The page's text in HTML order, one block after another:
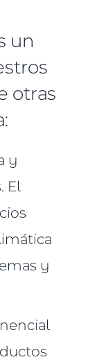
un
otras
y
El
y